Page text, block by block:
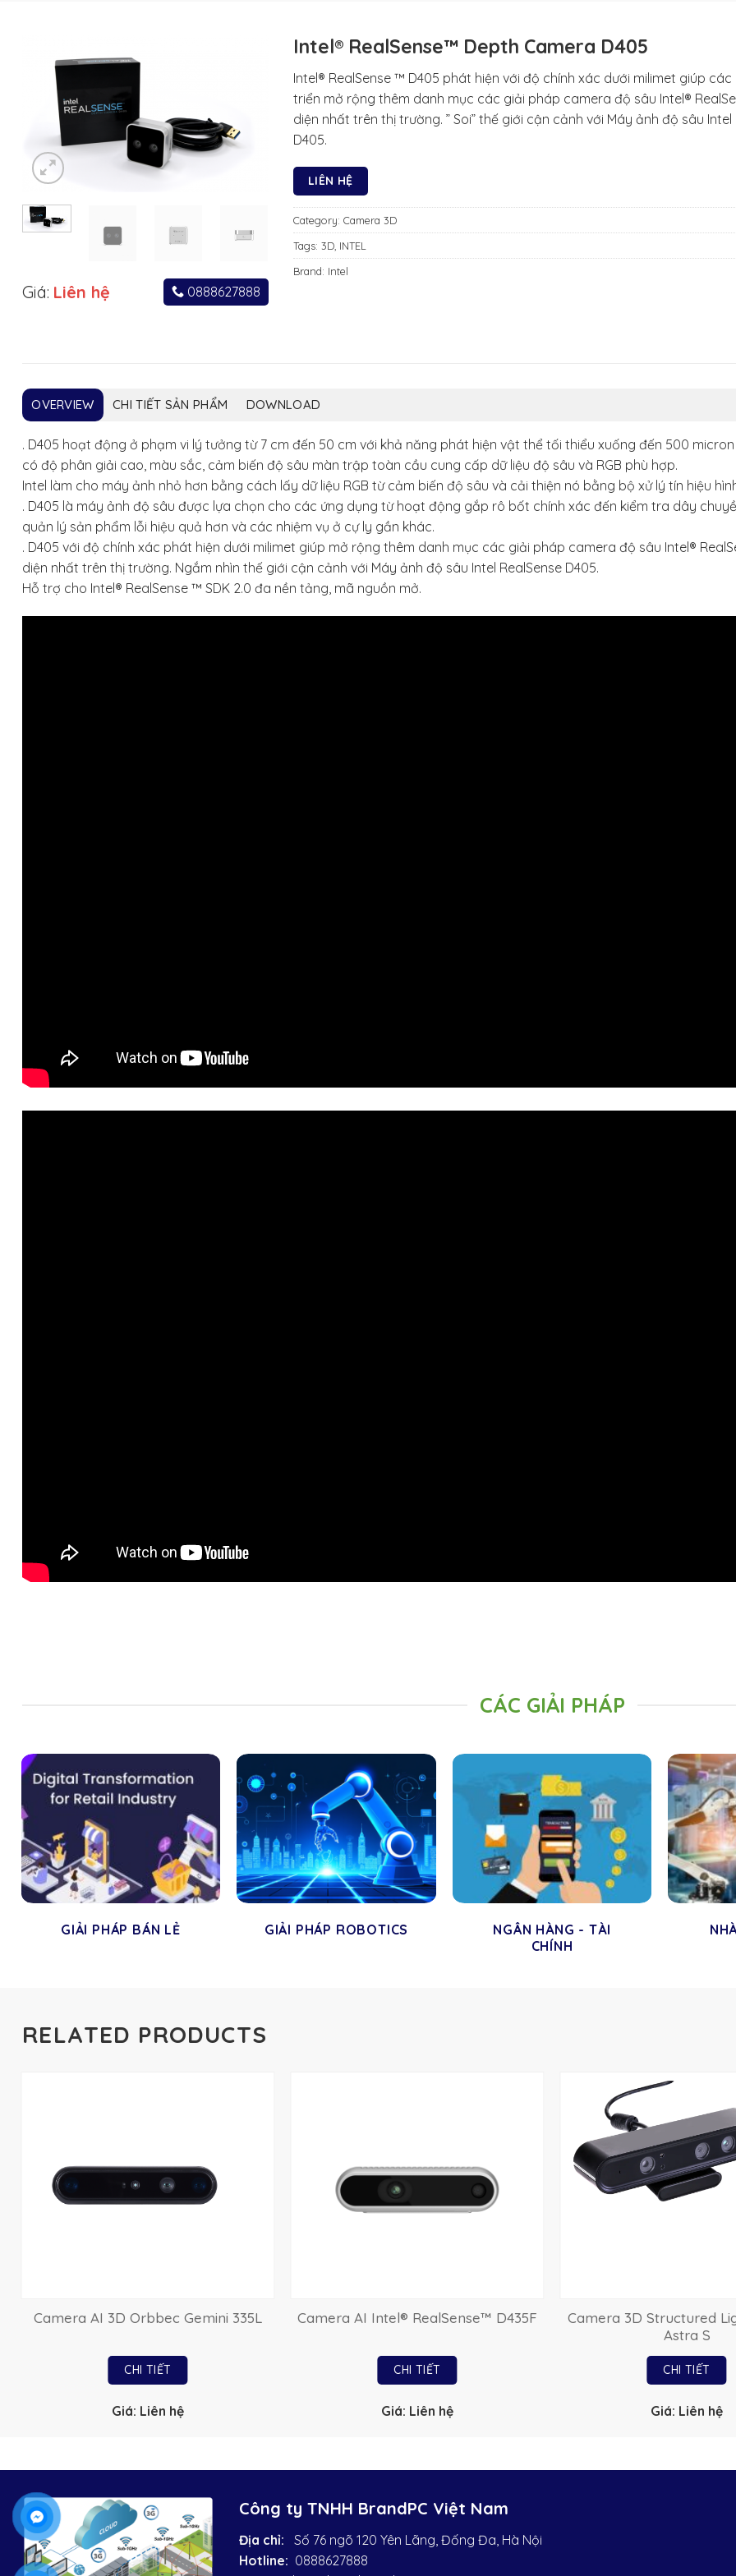
Giá: Liên hệ 0888627888
Intel® RealSense™ Depth Camera D405
Intel® RealSense ™ D405 phát hiện với độ chính xác dưới milimet giúp
triển mở rộng thêm danh mục các giải pháp camera độ sâu Intel®
diện nhất trên thị trường. ” Soi” thế giới cận cảnh với Máy ảnh độ sâu Intel
D405.
LIÊN HỆ
Category: Camera 3D
Tags: 3D, INTEL
Brand: Intel
OVERVIEW CHI TIẾT SẢN PHẨM DOWNLOAD
. D405 hoạt động ở phạm vi lý tưởng từ 7 cm đến 50 cm với khả năng phát hiện vật thể tối thiểu xuống đến 500 micron
có độ phân giải cao, màu sắc, cảm biến độ sâu màn trập toàn cầu cung cấp dữ liệu độ sâu và RGB phù hợp.
Intel làm cho máy ảnh nhỏ hơn bằng cách lấy dữ liệu RGB từ cảm biến độ sâu và cải thiện nó bằng bộ xử lý tín hiệu
. D405 là máy ảnh độ sâu được lựa chọn cho các ứng dụng từ hoạt động gắp rô bốt chính xác đến kiểm tra dây
quản lý sản phẩm lỗi hiệu quả hơn và các nhiệm vụ ở cự ly gần khác.
. D405 với độ chính xác phát hiện dưới milimet giúp mở rộng thêm danh mục các giải pháp camera độ sâu Intel®
diện nhất trên thị trường. Ngắm nhìn thế giới cận cảnh với Máy ảnh độ sâu Intel RealSense D405.
Hỗ trợ cho Intel® RealSense ™ SDK 2.0 đa nền tảng, mã nguồn mở.
CÁC GIẢI PHÁP
GIẢI PHÁP BÁN LẺ GIẢI PHÁP ROBOTICS
NGÂN HÀNG - TÀI
CHÍNH
RELATED PRODUCTS
Camera AI 3D Orbbec Gemini 335L
CHI TIẾT
Giá: Liên hệ
Camera AI Intel® RealSense™ D435F
CHI TIẾT
Giá: Liên hệ
Camera 3D Structured
Astra S
CHI TIẾT
Giá: Liên hệ
Công ty TNHH BrandPC Việt Nam
Địa chỉ: Số 76 ngõ 120 Yên Lãng, Đống Đa, Hà Nội
Hotline: 0888627888